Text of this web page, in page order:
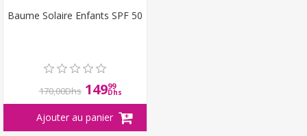
Baume Solaire Enfants SPF 50
170,00Dhs 14999
Dhs